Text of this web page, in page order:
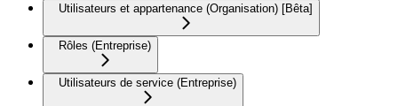
Utilisateurs et appartenance (Organisation) [Bêta]
Rôles (Entreprise)
Utilisateurs de service (Entreprise)